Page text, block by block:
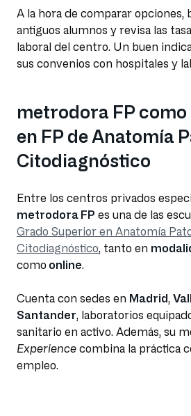
A la hora de comparar opciones,
antiguos alumnos y revisa las
laboral del centro. Un buen
sus convenios con hospitales y
metrodora FP
en FP de Anatomía
Citodiagnóstico
Entre los centros privados
metrodora FP es una de las
Grado Superior en Anatomía
Citodiagnóstico, tanto en
como online.
Cuenta con sedes en Madrid,
Santander, laboratorios
sanitario en activo. Además, su
Experience combina la práctica
empleo.